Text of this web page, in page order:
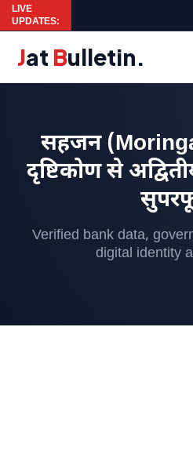
LIVE
UPDATES:
Jat Bulletin.
सहजन
दृष्टिकोण से
Verified bank data,
digital identity